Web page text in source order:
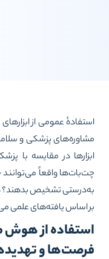
عمومی از ابزارهای
پزشکی و سلامت
در مقایسه با پزشکان
واقعاً می‌توانند جای
تشخیص بدهند؟ در
اساس یافته‌های علمی
از هوش
و تهدیدهایی